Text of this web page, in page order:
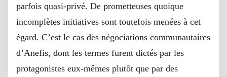
parfois quasi-privé. De prometteuses quoique
incomplètes initiatives sont toutefois menées à cet
égard. C’est le cas des négociations communautaires
d’Anefis, dont les termes furent dictés par les
protagonistes eux-mêmes plutôt que par des